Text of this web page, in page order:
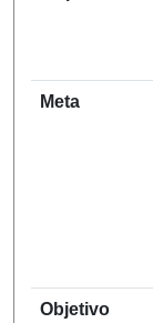
Meta
Objetivo